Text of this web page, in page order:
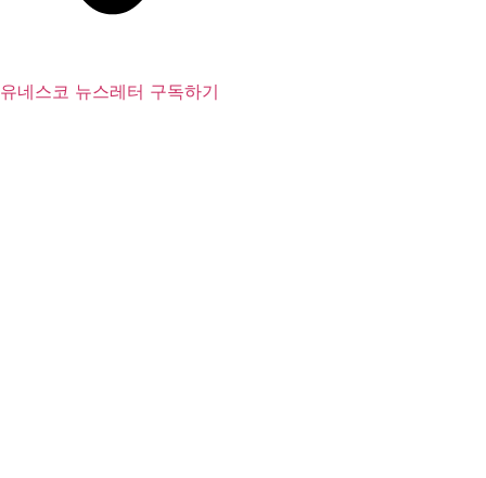
유네스코 뉴스레터 구독하기